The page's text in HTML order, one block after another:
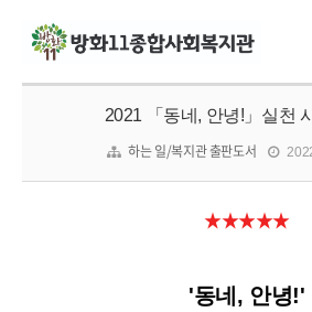
2021 「동네, 안녕!」실천
하는 일/복지관 출판도서
★★★★★
'동네, 안녕!'